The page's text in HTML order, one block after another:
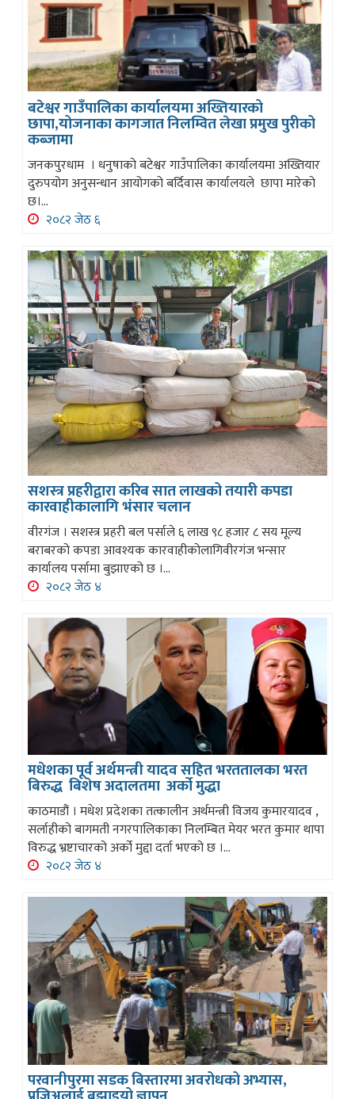
बटेश्वर गाउँपालिका कार्यालयमा अख्तियारको
छापा,योजनाका कागजात निलम्वित लेखा प्रमुख पुरीको
कब्जामा
जनकपुरधाम । धनुषाको बटेश्वर गाउँपालिका कार्यालयमा अख्तियार
दुरुपयोग अनुसन्धान आयोगको बर्दिवास कार्यालयले छापा मारेको
छ।...
२०८२ जेठ ६
सशस्त्र प्रहरीद्वारा करिब सात लाखको तयारी कपडा
कारवाहीकालागि भंसार चलान
वीरगंज । सशस्त्र प्रहरी बल पर्साले ६ लाख ९८ हजार ८ सय मूल्य
बराबरको कपडा आवश्यक कारवाहीकोलागिवीरगंज भन्सार
कार्यालय पर्सामा बुझाएको छ ।...
२०८२ जेठ ४
मधेशका पूर्व अर्थमन्त्री यादव सहित भरततालका भरत
बिरुद्ध बिशेष अदालतमा अर्को मुद्धा
काठमाडौं । मधेश प्रदेशका तत्कालीन अर्थमन्त्री विजय कुमारयादव ,
सर्लाहीको बागमती नगरपालिकाका निलम्बित मेयर भरत कुमार थापा
विरुद्ध भ्रष्टाचारको अर्को मुद्दा दर्ता भएको छ ।...
२०८२ जेठ ४
परवानीपुरमा सडक बिस्तारमा अवरोधको अभ्यास,